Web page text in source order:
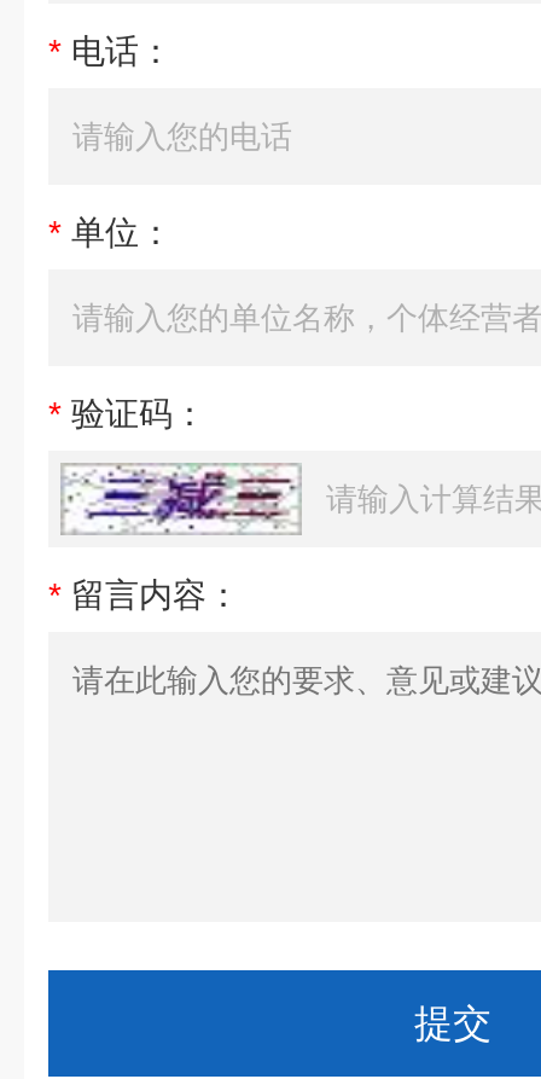
* 电话：
* 单位：
* 验证码：
* 留言内容：